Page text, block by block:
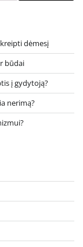
dėmesį
būdai
į gydytoją?
nerimą?